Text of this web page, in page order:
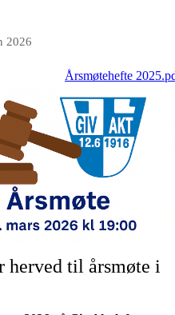
2026
Årsmøtehefte
herved til årsmøte i